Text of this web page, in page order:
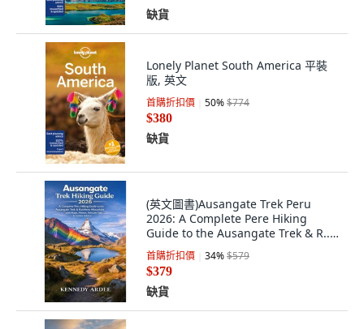
缺貨
Lonely Planet South America 平裝
版, 英文
首購折扣價 50% $774
$380
缺貨
(英文圖書)Ausangate Trek Peru
2026: A Complete Pere Hiking
Guide to the Ausangate Trek & R...
平裝版, Independently Published,
英文
首購折扣價 34% $579
$379
缺貨